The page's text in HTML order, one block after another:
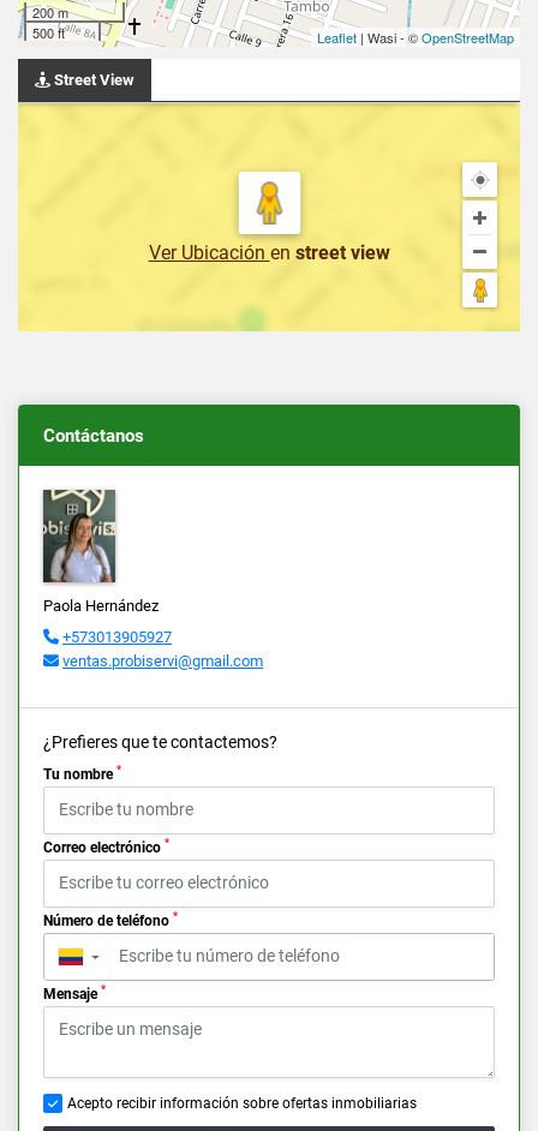
200 m
500 ft
Leaflet | Wasi - ©OpenStreetMap
Street View
Ver Ubicación en street view
Contáctanos
Paola Hernández
+573013905927
ventas.probiservi@gmail.com
¿Prefieres que te contactemos?
Tu nombre *
Correo electrónico *
Número de teléfono *
▼
Mensaje *
Acepto recibir información sobre ofertas inmobiliarias